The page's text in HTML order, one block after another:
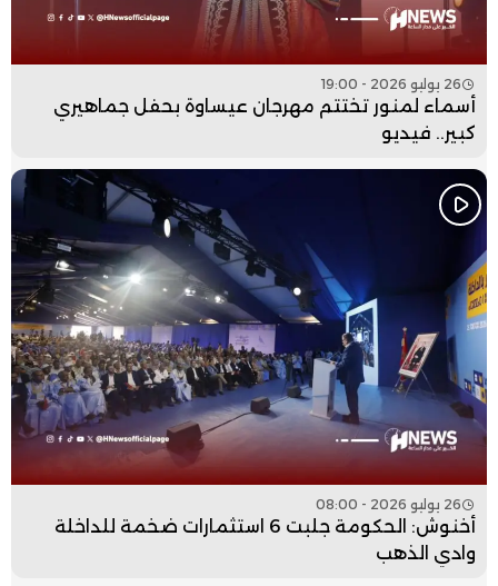
26 يوليو 2026 - 19:00
أسماء لمنور تختتم مهرجان عيساوة بحفل جماهيري
كبير.. فيديو
26 يوليو 2026 - 08:00
أخنوش: الحكومة جلبت 6 استثمارات ضخمة للداخلة
وادي الذهب